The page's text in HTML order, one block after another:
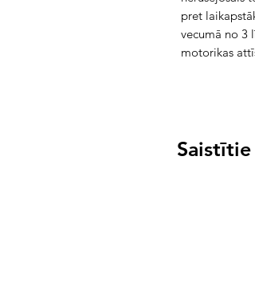
pret
vecumā no 3
motorikas